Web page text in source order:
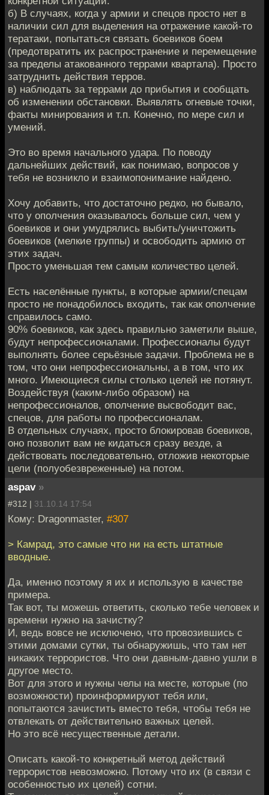
б) В случаях, когда у армии и спецов просто нет в
наличии сил для выделения на отражение какой-то
тератаки, попытаться связать боевиков боем
(предотвратить их распространение и перемещение
за пределы атакованного террами квартала). Просто
затруднить действия терров.
в) наблюдать за террами до прибытия и сообщать
об изменении обстановки. Выявлять огневые точки,
факты минирования и т.п. Конечно, по мере сил и
умений.
Это во время начального удара. По поводу
дальнейших действий, как понимаю, вопросов у
тебя не возникло и взаимопонимание найдено.
Хочу добавить, что достаточно редко, но бывало,
что у ополчения оказывалось больше сил, чем у
боевиков и они умудрялись выбить/уничтожить
боевиков (мелкие группы) и освободить армию от
этих задач.
Просто уменьшая тем самым количество целей.
Есть населённые пункты, в которые армии/спецам
просто не понадобилось входить, так как ополчение
справилось само.
90% боевиков, как здесь правильно заметили выше,
будут непрофессионалами. Профессионалы будут
выполнять более серьёзные задачи. Проблема не в
том, что они непрофессиональны, а в том, что их
много. Имеющиеся силы столько целей не потянут.
Воздействуя (каким-либо образом) на
непрофессионалов, ополчение высвободит вас,
спецов, для работы по профессионалам.
В отдельных случаях, просто блокировав боевиков,
оно позволит вам не кидаться сразу везде, а
действовать последовательно, отложив некоторые
цели (полуобезвреженные) на потом.
aspav »
#312 | 31.10.14 17:54
Кому: Dragonmaster, #307
> Камрад, это самые что ни на есть штатные
вводные.
Да, именно поэтому я их и использую в качестве
примера.
Так вот, ты можешь ответить, сколько тебе человек и
времени нужно на зачистку?
И, ведь вовсе не исключено, что провозившись с
этими домами сутки, ты обнаружишь, что там нет
никаких террористов. Что они давным-давно ушли в
другое место.
Вот для этого и нужны челы на месте, которые (по
возможности) проинформируют тебя или,
попытаются зачистить вместо тебя, чтобы тебя не
отвлекать от действительно важных целей.
Но это всё несущественные детали.
Описать какой-то конкретный метод действий
террористов невозможно. Потому что их (в связи с
особенностью их целей) сотни.